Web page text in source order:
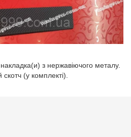
з нержавіючого металу.
(у комплекті).